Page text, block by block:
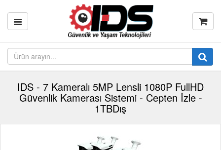
IDS - 7 Kameralı 5MP Lensli 1080P FullHD
Güvenlik Kamerası Sistemi - Cepten İzle -
1TBDış